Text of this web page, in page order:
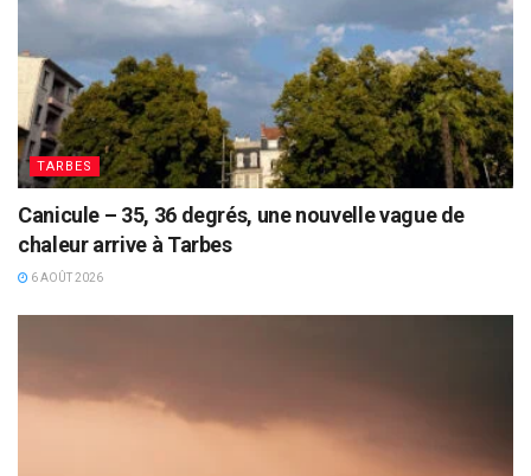
TARBES
Canicule – 35, 36 degrés, une nouvelle vague de
chaleur arrive à Tarbes
6 AOÛT 2026